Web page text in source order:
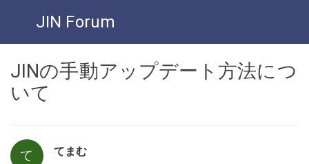
JIN Forum
JINの手動アップデート方法につ
いて
て てまむ